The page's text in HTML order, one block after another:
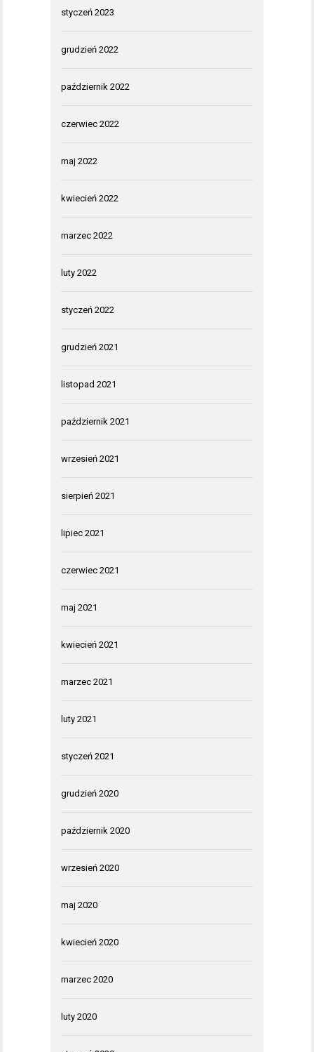
styczeń 2023
grudzień 2022
październik 2022
czerwiec 2022
maj 2022
kwiecień 2022
marzec 2022
luty 2022
styczeń 2022
grudzień 2021
listopad 2021
październik 2021
wrzesień 2021
sierpień 2021
lipiec 2021
czerwiec 2021
maj 2021
kwiecień 2021
marzec 2021
luty 2021
styczeń 2021
grudzień 2020
październik 2020
wrzesień 2020
maj 2020
kwiecień 2020
marzec 2020
luty 2020